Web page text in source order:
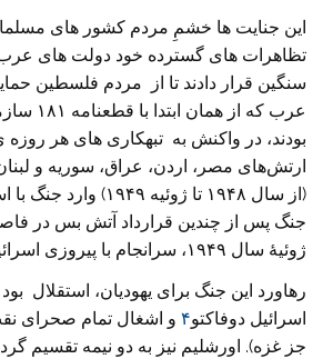
این جنایت ها خشمِ مردم کشور های
تظاهرات های گسترده خود دولت های
سنگین قرار دادند تا از مردم فلسطین
عرب که از
بودند، در واکنش به تبهکاری های هر روزه
ارتش‌های مصر، اردن، عراق، سوریه و
(از سال ۱۹۴۸ تا ژوئیه
جنگ پس از چندین قرارداد آتش بس در
ژوئیۀ سال ۱۹۴۹، سرانجام با پیروزی اسرائیل پایان یافت.
رهاورد این جنگ برای یهودیان، استقلال
اسرائیل دوفاکتو۴ و اشغال تمام صحرای
جز غزه). اورشلیم نیز به دو نیمه تقسیم